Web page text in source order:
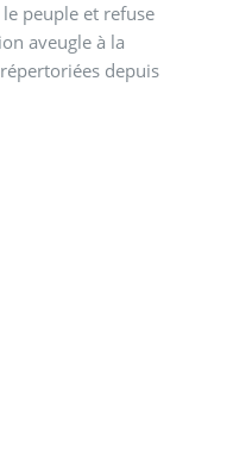
peuple et refuse
depuis